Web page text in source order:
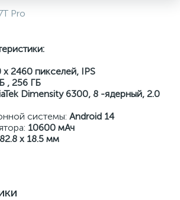
Pro
x 2460 пикселей, IPS
, 256 ГБ
Dimensity 6300, 8 -ядерный, 2.0
системы: Android 14
10600 мАч
x 18.5 мм